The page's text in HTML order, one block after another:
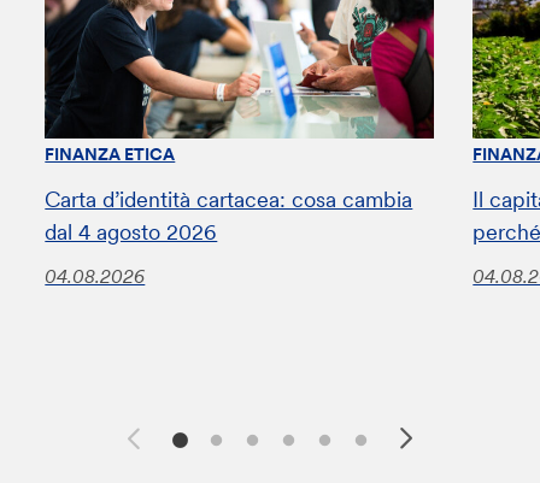
FINANZA ETICA
Carta d’identità cartacea: cosa cambia
dal 4 agosto 2026
04.08.2026
Il